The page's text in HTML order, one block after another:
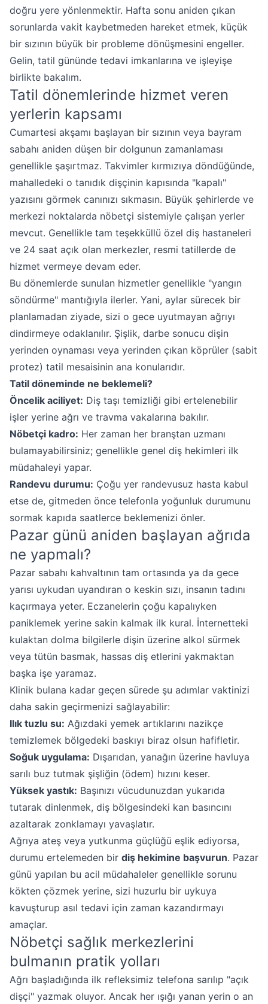
doğru yere yönlenmektir. Hafta sonu aniden çıkan
sorunlarda vakit kaybetmeden hareket etmek, küçük
bir sızının büyük bir probleme dönüşmesini engeller.
Gelin, tatil gününde tedavi imkanlarına ve işleyişe
birlikte bakalım.
Tatil dönemlerinde hizmet veren
yerlerin kapsamı
Cumartesi akşamı başlayan bir sızının veya bayram
sabahı aniden düşen bir dolgunun zamanlaması
genellikle şaşırtmaz. Takvimler kırmızıya döndüğünde,
mahalledeki o tanıdık dişçinin kapısında "kapalı"
yazısını görmek canınızı sıkmasın. Büyük şehirlerde ve
merkezi noktalarda nöbetçi sistemiyle çalışan yerler
mevcut. Genellikle tam teşekküllü özel diş hastaneleri
ve 24 saat açık olan merkezler, resmi tatillerde de
hizmet vermeye devam eder.
Bu dönemlerde sunulan hizmetler genellikle "yangın
söndürme" mantığıyla ilerler. Yani, aylar sürecek bir
planlamadan ziyade, sizi o gece uyutmayan ağrıyı
dindirmeye odaklanılır. Şişlik, darbe sonucu dişin
yerinden oynaması veya yerinden çıkan köprüler (sabit
protez) tatil mesaisinin ana konularıdır.
Tatil döneminde ne beklemeli?
Öncelik aciliyet: Diş taşı temizliği gibi ertelenebilir
işler yerine ağrı ve travma vakalarına bakılır.
Nöbetçi kadro: Her zaman her branştan uzmanı
bulamayabilirsiniz; genellikle genel diş hekimleri ilk
müdahaleyi yapar.
Randevu durumu: Çoğu yer randevusuz hasta kabul
etse de, gitmeden önce telefonla yoğunluk durumunu
sormak kapıda saatlerce beklemenizi önler.
Pazar günü aniden başlayan ağrıda
ne yapmalı?
Pazar sabahı kahvaltının tam ortasında ya da gece
yarısı uykudan uyandıran o keskin sızı, insanın tadını
kaçırmaya yeter. Eczanelerin çoğu kapalıyken
paniklemek yerine sakin kalmak ilk kural. İnternetteki
kulaktan dolma bilgilerle dişin üzerine alkol sürmek
veya tütün basmak, hassas diş etlerini yakmaktan
başka işe yaramaz.
Klinik bulana kadar geçen sürede şu adımlar vaktinizi
daha sakin geçirmenizi sağlayabilir:
Ilık tuzlu su: Ağızdaki yemek artıklarını nazikçe
temizlemek bölgedeki baskıyı biraz olsun hafifletir.
Soğuk uygulama: Dışarıdan, yanağın üzerine havluya
sarılı buz tutmak şişliğin (ödem) hızını keser.
Yüksek yastık: Başınızı vücudunuzdan yukarıda
tutarak dinlenmek, diş bölgesindeki kan basıncını
azaltarak zonklamayı yavaşlatır.
Ağrıya ateş veya yutkunma güçlüğü eşlik ediyorsa,
durumu ertelemeden bir diş hekimine başvurun. Pazar
günü yapılan bu acil müdahaleler genellikle sorunu
kökten çözmek yerine, sizi huzurlu bir uykuya
kavuşturup asıl tedavi için zaman kazandırmayı
amaçlar.
Nöbetçi sağlık merkezlerini
bulmanın pratik yolları
Ağrı başladığında ilk refleksimiz telefona sarılıp "açık
dişçi" yazmak oluyor. Ancak her ışığı yanan yerin o an